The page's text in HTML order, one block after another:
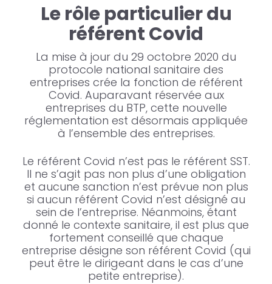
Le rôle particulier du
référent Covid
La mise à jour du 29 octobre 2020 du
protocole national sanitaire des
entreprises crée la fonction de référent
Covid. Auparavant réservée aux
entreprises du BTP, cette nouvelle
réglementation est désormais appliquée
à l’ensemble des entreprises.
Le référent Covid n’est pas le référent SST.
Il ne s’agit pas non plus d’une obligation
et aucune sanction n’est prévue non plus
si aucun référent Covid n’est désigné au
sein de l’entreprise. Néanmoins, étant
donné le contexte sanitaire, il est plus que
fortement conseillé que chaque
entreprise désigne son référent Covid (qui
peut être le dirigeant dans le cas d’une
petite entreprise).